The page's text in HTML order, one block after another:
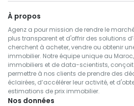
À propos
Agenz a pour mission de rendre le
plus transparent et d'offrir des solutions
cherchent à acheter, vendre ou obtenir
immobilier. Notre équipe unique au
immobiliers et de data-scientists,
permettre à nos clients de prendre des
éclairées, d’accélérer leur activité, et
estimations de prix immobilier.
Nos données